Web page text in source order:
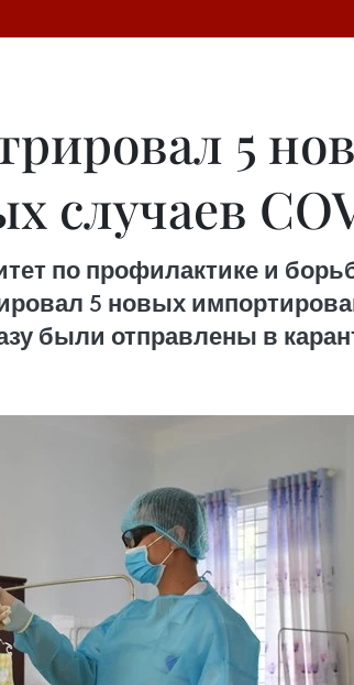
5
случаев
по профилактике и
5 новых
были отправлены в